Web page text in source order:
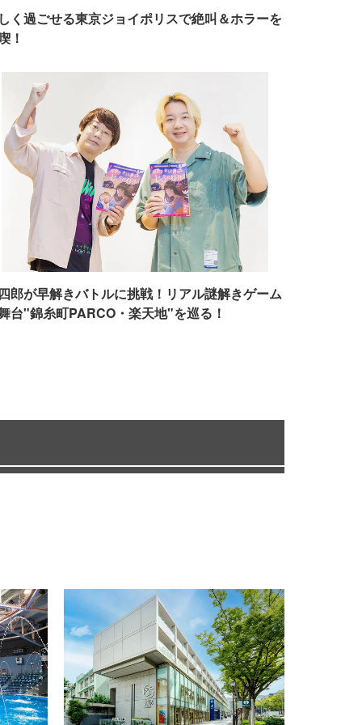
く過ごせる東京ジョイポリスで絶叫＆ホラーを
！
郎が早解きバトルに挑戦！リアル謎解きゲーム
台"錦糸町PARCO・楽天地"を巡る！